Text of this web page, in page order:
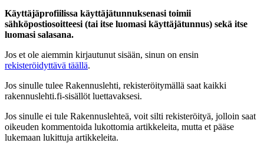
Käyttäjäprofiilissa käyttäjätunnuksenasi toimii
sähköpostiosoitteesi (tai itse luomasi käyttäjätunnus) sekä itse
luomasi salasana.
Jos et ole aiemmin kirjautunut sisään, sinun on ensin
rekisteröidyttävä täällä.
Jos sinulle tulee Rakennuslehti, rekisteröitymällä saat kaikki
rakennuslehti.fi-sisällöt luettavaksesi.
Jos sinulle ei tule Rakennuslehteä, voit silti rekisteröityä, jolloin saat
oikeuden kommentoida lukottomia artikkeleita, mutta et pääse
lukemaan lukittuja artikkeleita.